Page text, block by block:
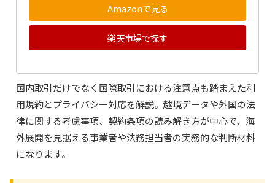
Amazonで見る
楽天市場で探す
国内取引だけでなく国際取引における注意点も踏まえた利
用規約とプライバシー対応を解説。越境データや外国の法
律に関する考慮事項、契約条項の読み解き方が中心で、海
外展開を見据える事業者や法務担当者の実務的な判断材料
になります。